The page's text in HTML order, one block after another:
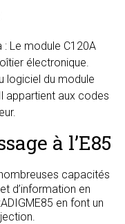
Le module C120A
électronique.
logiciel du module
appartient aux codes
à l’E85
capacités
d’information en
en font un